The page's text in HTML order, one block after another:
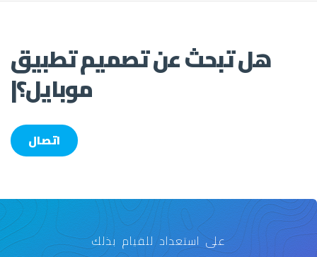
هل تبحث عنتصميم تطبيق
موبايل؟|
اتصال
على استعداد للقيام بذلك